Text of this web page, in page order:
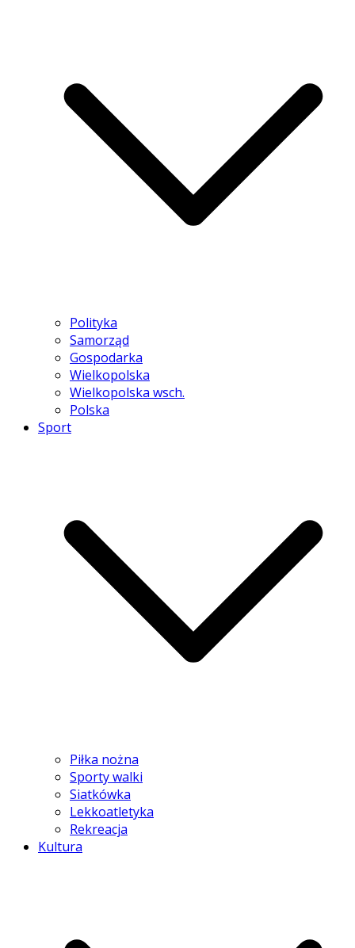
Polityka
Samorząd
Gospodarka
Wielkopolska
Wielkopolska wsch.
Polska
Sport
Piłka nożna
Sporty walki
Siatkówka
Lekkoatletyka
Rekreacja
Kultura